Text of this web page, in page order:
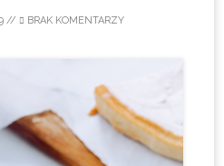
// BRAK KOMENTARZY